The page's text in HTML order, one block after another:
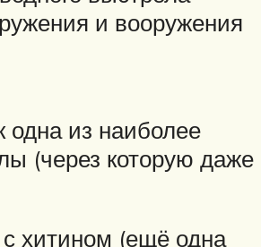
и вооружения
одна из наиболее
(через которую даже
с хитином (ещё одна